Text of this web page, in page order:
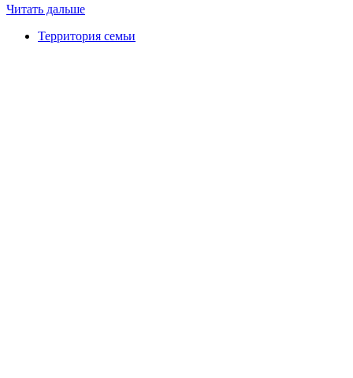
Читать дальше
Территория семьи